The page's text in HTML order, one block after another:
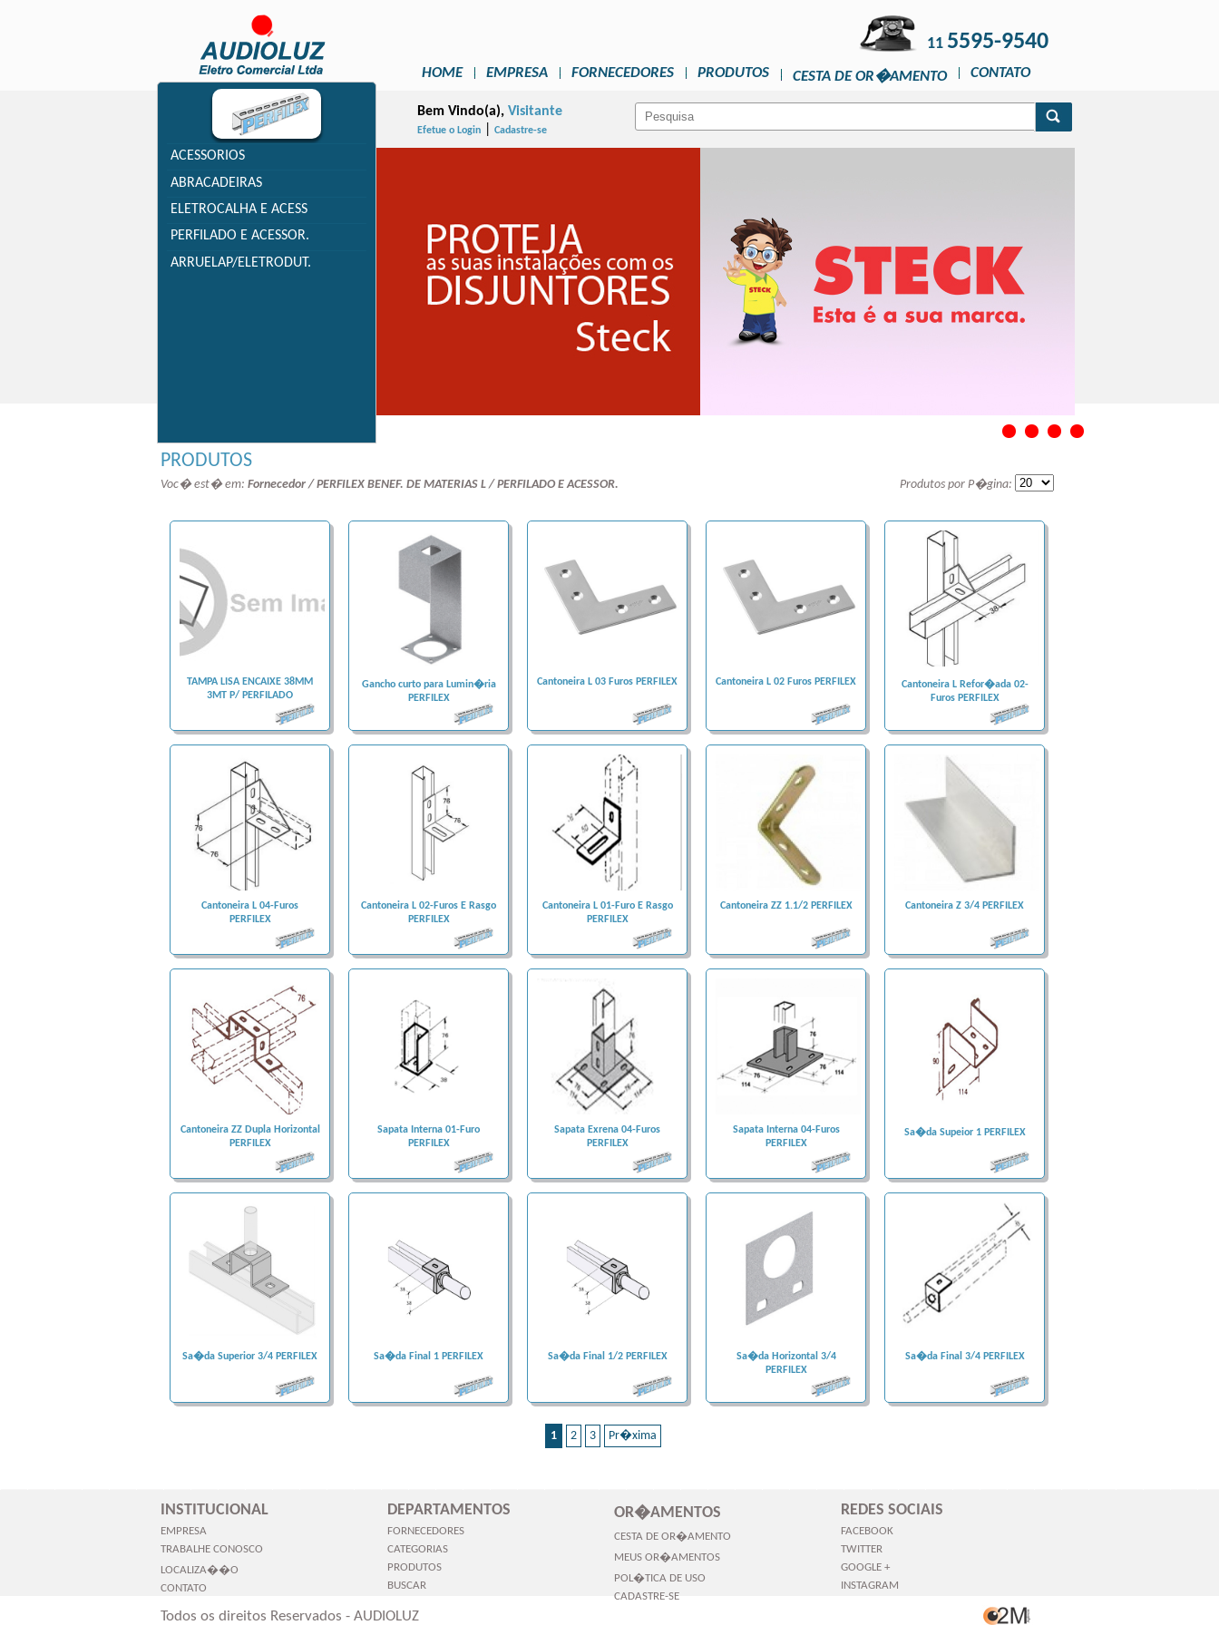
11 5595-9540
HOME EMPRESA FORNECEDORES PRODUTOS CESTA DE OR�AMENTO CONTATO
Bem Vindo(a), Visitante
Efetue o Login| Cadastre-se
3 4
ACESSORIOS
ABRACADEIRAS
ELETROCALHA E ACESS
PERFILADO E ACESSOR.
ARRUELAP/ELETRODUT.
PRODUTOS
Voc� est� em: Fornecedor / PERFILEX BENEF. DE MATERIAS L / PERFILADO E ACESSOR. Produtos por P�gina:
TAMPA LISA ENCAIXE 38MM
3MT P/ PERFILADO
Gancho curto para Lumin�ria
PERFILEX
Cantoneira L 03 Furos PERFILEX Cantoneira L 02 Furos PERFILEX
Cantoneira L Refor�ada 02-
Furos PERFILEX
Cantoneira L 04-Furos
PERFILEX
Cantoneira L 02-Furos E Rasgo
PERFILEX
Cantoneira L 01-Furo E Rasgo
PERFILEX
Cantoneira ZZ 1.1/2 PERFILEX Cantoneira Z 3/4 PERFILEX
Cantoneira ZZ Dupla Horizontal
PERFILEX
Sapata Interna 01-Furo
PERFILEX
Sapata Exrena 04-Furos
PERFILEX
Sapata Interna 04-Furos
PERFILEX
Sa�da Supeior 1 PERFILEX
Sa�da Superior 3/4 PERFILEX Sa�da Final 1 PERFILEX Sa�da Final 1/2 PERFILEX
Sa�da Horizontal 3/4
PERFILEX
Sa�da Final 3/4 PERFILEX
1 2 3 Pr�xima
INSTITUCIONAL
EMPRESA
TRABALHE CONOSCO
LOCALIZA��O
CONTATO
DEPARTAMENTOS
FORNECEDORES
CATEGORIAS
PRODUTOS
BUSCAR
OR�AMENTOS
CESTA DE OR�AMENTO
MEUS OR�AMENTOS
POL�TICA DE USO
CADASTRE-SE
REDES SOCIAIS
FACEBOOK
TWITTER
GOOGLE +
INSTAGRAM
Todos os direitos Reservados - AUDIOLUZ